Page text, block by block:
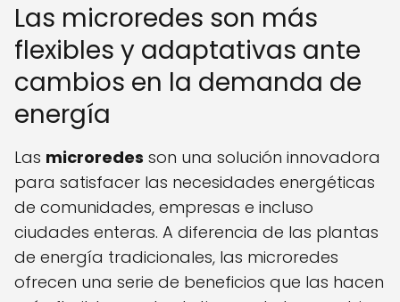
Las microredes son más
flexibles y adaptativas ante
cambios en la demanda de
energía
Las microredes son una solución innovadora
para satisfacer las necesidades energéticas
de comunidades, empresas e incluso
ciudades enteras. A diferencia de las plantas
de energía tradicionales, las microredes
ofrecen una serie de beneficios que las hacen